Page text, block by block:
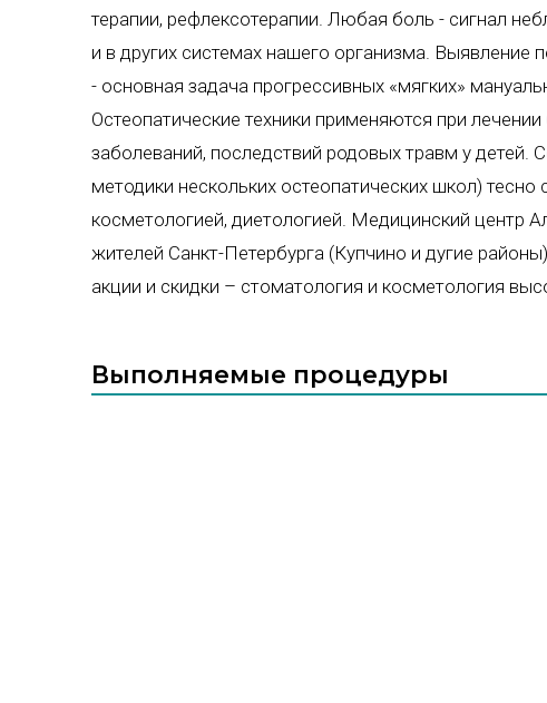
терапии, рефлексотерапии. Любая боль - сигнал
и в других системах нашего организма. Выявление
- основная задача прогрессивных «мягких»
Остеопатические техники применяются при
заболеваний, последствий родовых травм у детей.
методики нескольких остеопатических школ)
косметологией, диетологией. Медицинский центр
жителей Санкт-Петербурга (Купчино и дугие
акции и скидки – стоматология и косметология
Выполняемые процедуры